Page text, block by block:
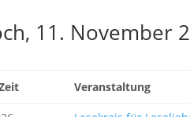
11. November
Veranstaltung